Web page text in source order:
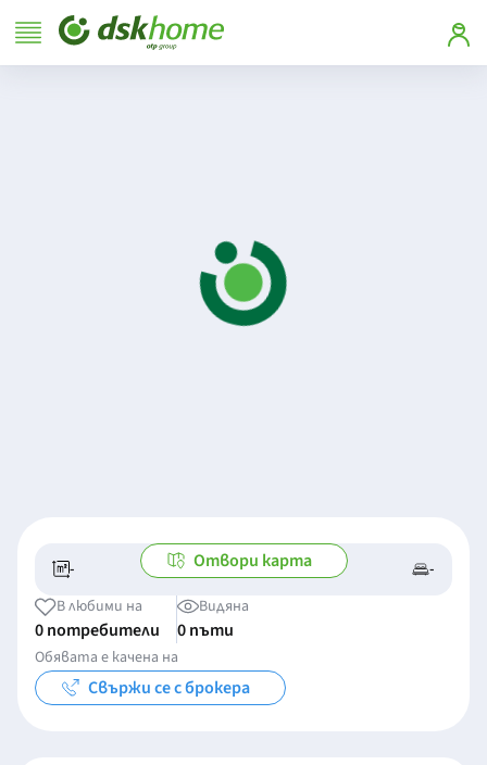
- -/- -
Отвори карта
В любими на
0 потребители
Видяна
0 пъти
Обявата е качена на
Свържи се с брокера